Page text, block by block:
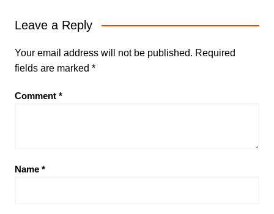
Leave a Reply
Your email address will not be published. Required
fields are marked *
Comment *
Name *